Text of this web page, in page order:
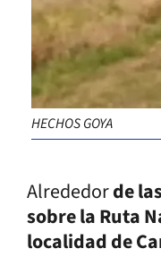
HECHOS GOYA
Alrededorde
sobre la Ruta
localidad de